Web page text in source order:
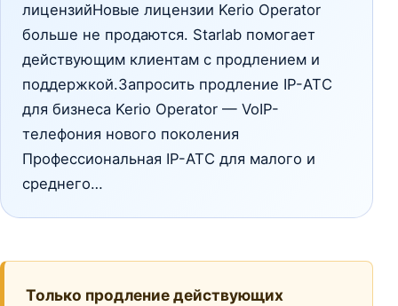
лицензийНовые лицензии Kerio Operator
больше не продаются. Starlab помогает
действующим клиентам с продлением и
поддержкой.Запросить продление IP-АТС
для бизнеса Kerio Operator — VoIP-
телефония нового поколения
Профессиональная IP-АТС для малого и
среднего…
Только продление действующих